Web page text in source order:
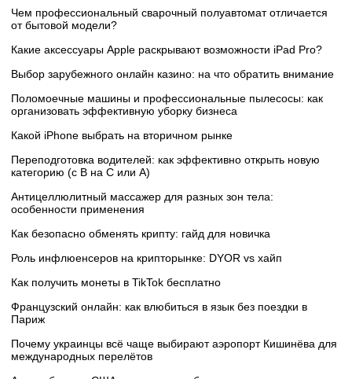
Чем профессиональный сварочный полуавтомат отличается
от бытовой модели?
Какие аксессуары Apple раскрывают возможности iPad Pro?
Выбор зарубежного онлайн казино: на что обратить внимание
Поломоечные машины и профессиональные пылесосы: как
организовать эффективную уборку бизнеса
Какой iPhone выбрать на вторичном рынке
Переподготовка водителей: как эффективно открыть новую
категорию (с B на C или А)
Антицеллюлитный массажер для разных зон тела:
особенности применения
Как безопасно обменять крипту: гайд для новичка
Роль инфлюенсеров на крипторынке: DYOR vs хайп
Как получить монеты в TikTok бесплатно
Французский онлайн: как влюбиться в язык без поездки в
Париж
Почему украинцы всё чаще выбирают аэропорт Кишинёва для
международных перелётов